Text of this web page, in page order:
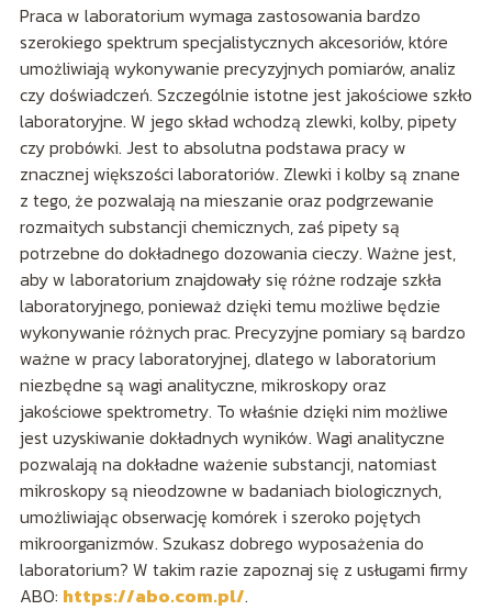
Praca w laboratorium wymaga zastosowania bardzo
szerokiego spektrum specjalistycznych akcesoriów, które
umożliwiają wykonywanie precyzyjnych pomiarów, analiz
czy doświadczeń. Szczególnie istotne jest jakościowe szkło
laboratoryjne. W jego skład wchodzą zlewki, kolby, pipety
czy probówki. Jest to absolutna podstawa pracy w
znacznej większości laboratoriów. Zlewki i kolby są znane
z tego, że pozwalają na mieszanie oraz podgrzewanie
rozmaitych substancji chemicznych, zaś pipety są
potrzebne do dokładnego dozowania cieczy. Ważne jest,
aby w laboratorium znajdowały się różne rodzaje szkła
laboratoryjnego, ponieważ dzięki temu możliwe będzie
wykonywanie różnych prac. Precyzyjne pomiary są bardzo
ważne w pracy laboratoryjnej, dlatego w laboratorium
niezbędne są wagi analityczne, mikroskopy oraz
jakościowe spektrometry. To właśnie dzięki nim możliwe
jest uzyskiwanie dokładnych wyników. Wagi analityczne
pozwalają na dokładne ważenie substancji, natomiast
mikroskopy są nieodzowne w badaniach biologicznych,
umożliwiając obserwację komórek i szeroko pojętych
mikroorganizmów. Szukasz dobrego wyposażenia do
laboratorium? W takim razie zapoznaj się z usługami firmy
ABO: https://abo.com.pl/.